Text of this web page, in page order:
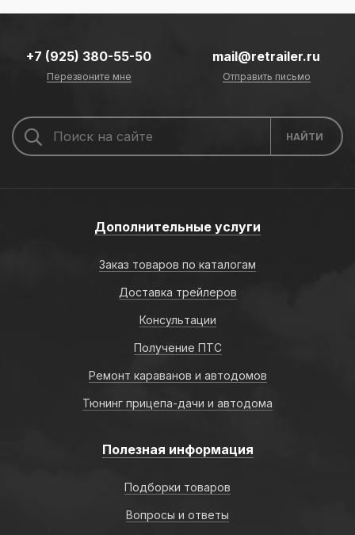
+7 (925) 380-55-50
Перезвоните мне
mail@retrailer.ru
Отправить письмо
Дополнительные услуги
Заказ товаров по каталогам
Доставка трейлеров
Консультации
Получение ПТС
Ремонт караванов и автодомов
Тюнинг прицепа-дачи и автодома
Полезная информация
Подборки товаров
Вопросы и ответы